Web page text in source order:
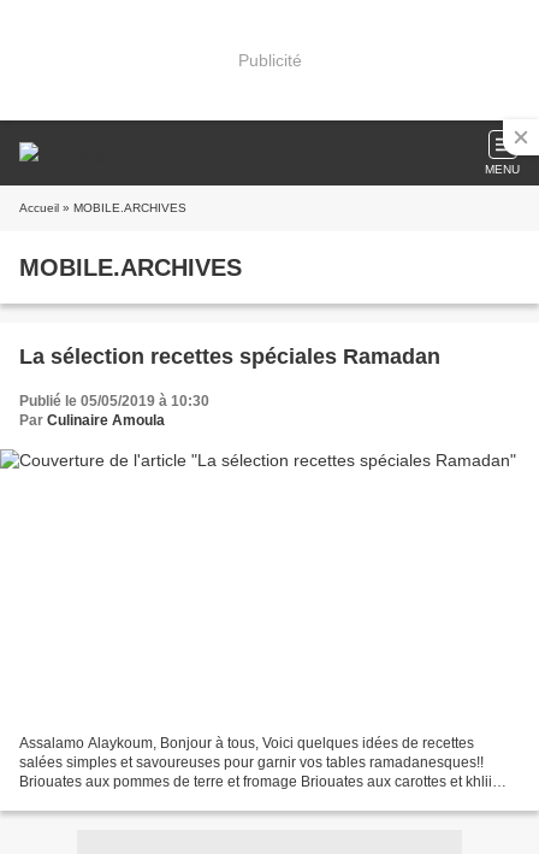
Publicité
MENU
Accueil » MOBILE.ARCHIVES
MOBILE.ARCHIVES
La sélection recettes spéciales Ramadan
Publié le 05/05/2019 à 10:30
Par Culinaire Amoula
Assalamo Alaykoum, Bonjour à tous, Voici quelques idées de recettes
salées simples et savoureuses pour garnir vos tables ramadanesques!!
Briouates aux pommes de terre et fromage Briouates aux carottes et khlii